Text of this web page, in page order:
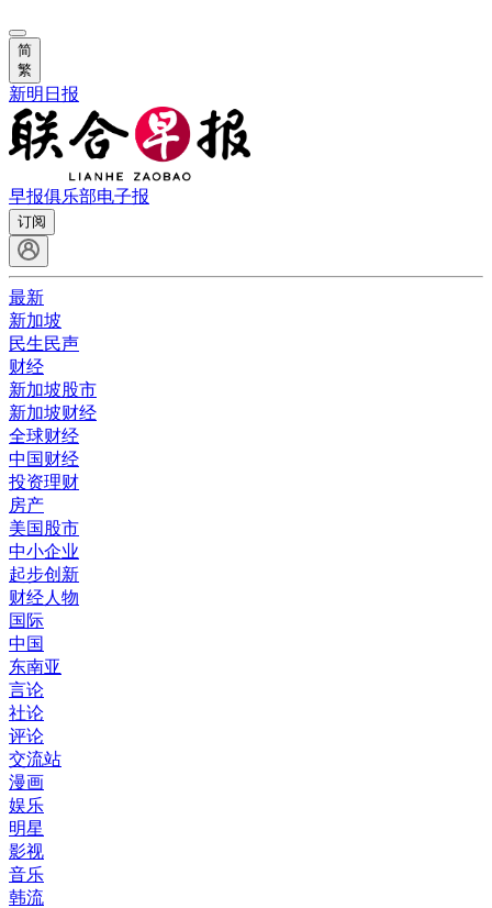
简
繁
新明日报
早报俱乐部电子报
订阅
最新
新加坡
民生民声
财经
新加坡股市
新加坡财经
全球财经
中国财经
投资理财
房产
美国股市
中小企业
起步创新
财经人物
国际
中国
东南亚
言论
社论
评论
交流站
漫画
娱乐
明星
影视
音乐
韩流